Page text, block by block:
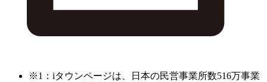
※1：iタウンページは、日本の民営事業所数516万事業